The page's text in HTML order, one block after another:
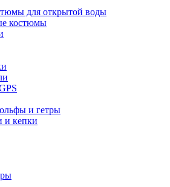
для открытой воды
костюмы
и гетры
и кепки